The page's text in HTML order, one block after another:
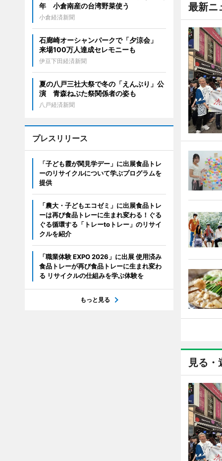
最新ニ
見る・
年 小倉南産の台湾野菜使う
小倉経済新聞
石廊崎オーシャンパークで「夕涼会」
来場100万人達成セレモニーも
伊豆下田経済新聞
夏の八戸三社大祭で冬の「えんぶり」公
演 青森ねぶた祭関係者の姿も
八戸経済新聞
プレスリリース
「子ども霞が関見学デー」に出展食品トレ
ーのリサイクルについて学ぶプログラムを
提供
「農大・子どもエコゼミ」に出展食品トレ
ーは再び食品トレーに生まれ変わる！ぐる
ぐる循環する「トレーtoトレー」のリサイ
クルを紹介
「職業体験 EXPO 2026」に出展 使用済み
食品トレーが再び食品トレーに生まれ変わ
る リサイクルの仕組みを学ぶ体験を
もっと見る